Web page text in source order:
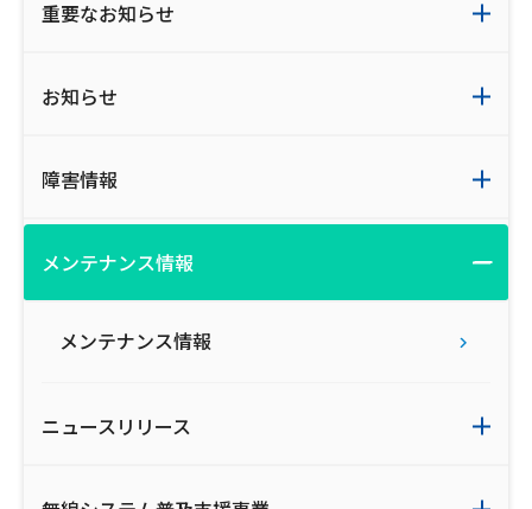
ご利用約款・重要事項説明書
重要なお知らせ
お知らせ
障害情報
メンテナンス情報
メンテナンス情報
ニュースリリース